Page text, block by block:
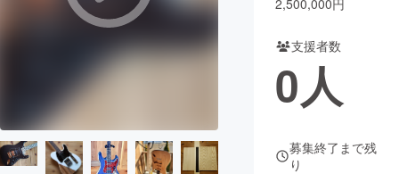
まちづくり・地域活性化
CAMPFIRE for Social Good
CAMPFIRE Creation
CAMPFIREふるさと納税
コミュニティ
2,500,000円
支援者数
0人
募集終了まで残
り